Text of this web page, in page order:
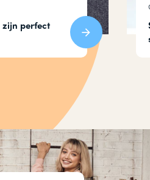
zijn perfect